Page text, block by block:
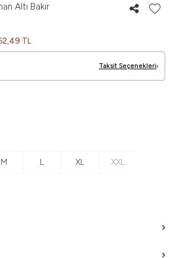
Altı Bakır
TL
Taksit Seçenekleri
M L XL XXL